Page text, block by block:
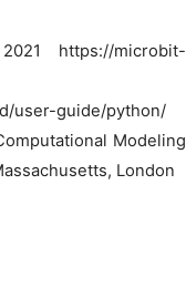
https://microbit-
user-guide/python/
Modeling
London